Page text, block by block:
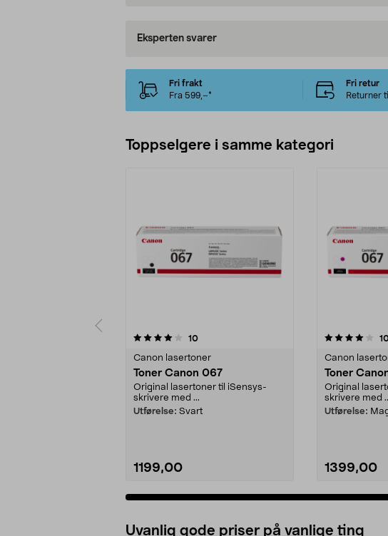
Eksperten svarer
Fri frakt
Fra 599,–*
Fri retur
Returner
Toppselgere i samme kategori
10anmeldelser
Canon lasertoner
Toner Canon 067
Original lasertoner til iSensys-
skrivere med ...
Utførelse: Svart
1199,00
4.0 av 5 stjerner
Canon
Toner
Original
skrivere med
Utførelse:
1399,00
4.0
Uvanlig gode priser på vanlige ting